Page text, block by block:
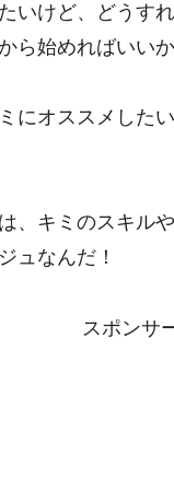
いけど、どう
ら始めればいい
にオススメした
、キミのスキル
ュなんだ！
スポンサ